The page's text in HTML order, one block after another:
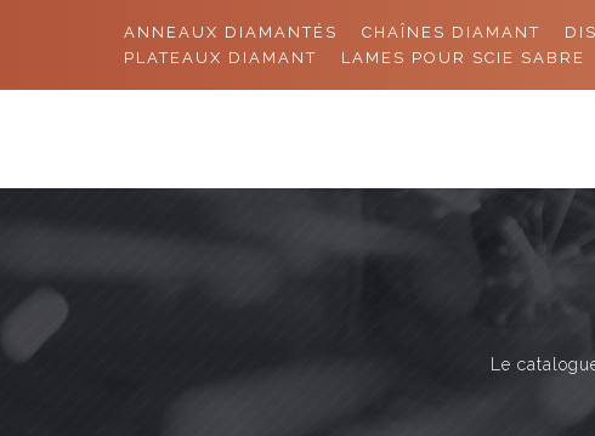
Le
ANNEAUX DIAMANTÉS CHAÎNES DIAMANT
PLATEAUX DIAMANT
LAMES POUR SCIE SABRE